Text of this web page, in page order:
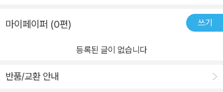
이란 것의 실체는 또 무엇입니까? p320에서는 로저 펜로즈의 견
에 또 어떤 정의가 가능할지 누가 알겠습니까. 우주엔 우리 말
나 엄청납니까. 인간은 겸허하게 한편으로는 내적 성찰을, 다
는 변화는 질서에서 무질서로 변하며 엔트로피가 낮은 상태에서
n Unsplash그렇다면 엔트로피가 가장 낮은 완전한 질서인 상태
태초를 빅뱅이 일어나는 순간으로 인식한다. 현대물리학에서도
다는 사실을 우리가 알아차리는 것은 그것이 보이거나 만져지기
때문이다.보인다는 것은 빛을 흡수하거나 발산하기 때문이고, 만
져진다는 것은 물질과 상호작용하기 때문이다. 암흑 물질은 빛을
구나 암흑 물질이 보통의 물질인 원자와 상호 작용을 하지 않거나
마이페이퍼 (0편) 쓰기
등록된 글이 없습니다
반품/교환 안내